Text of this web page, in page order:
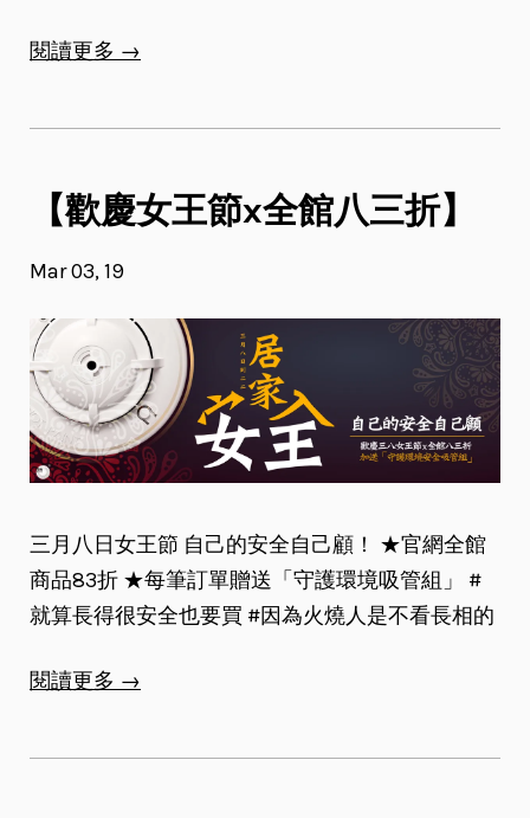
閱讀更多 →
【歡慶女王節x全館八三折】
Mar 03, 19
三月八日女王節 自己的安全自己顧！ ★官網全館
商品83折 ★每筆訂單贈送「守護環境吸管組」 #
就算長得很安全也要買 #因為火燒人是不看長相的
閱讀更多 →